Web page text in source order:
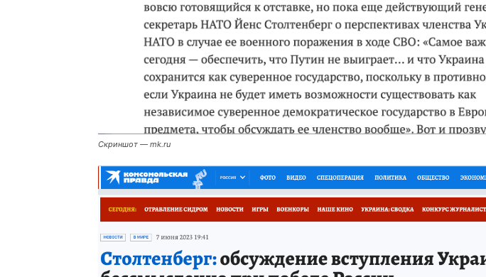
Скриншот — mk.ru